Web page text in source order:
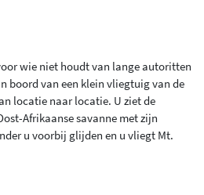
wie niet houdt van lange autoritten
boord van een klein vliegtuig van de
locatie naar locatie. U ziet de
Afrikaanse savanne met zijn
u voorbij glijden en u vliegt Mt.